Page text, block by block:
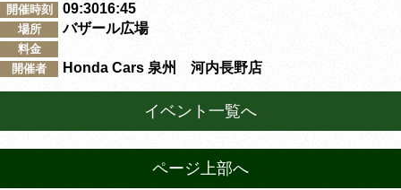
開催時刻 09:3016:45
場所 バザール広場
料金
開催者
Honda Cars 泉州 河内長野店
イベント一覧へ
ページ上部へ